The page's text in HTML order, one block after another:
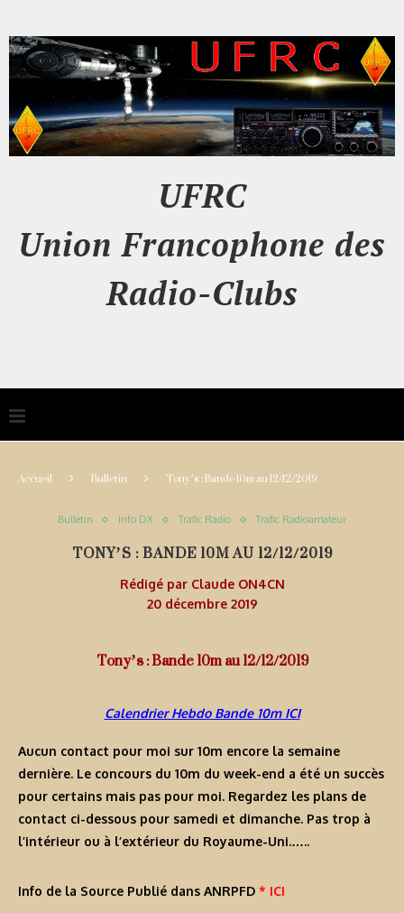
UFRC
Union Francophone des
Radio-Clubs
Accueil Bulletin Tony’s : Bande 10m au 12/12/2019
Bulletin Info DX Trafic Radio Trafic Radioamateur
TONY’S : BANDE 10M AU 12/12/2019
Rédigé par Claude ON4CN
20 décembre 2019
Tony’s : Bande 10m au 12/12/2019
Calendrier Hebdo Bande 10m ICI
Aucun contact pour moi sur 10m encore la semaine
dernière. Le concours du 10m du week-end a été un succès
pour certains mais pas pour moi. Regardez les plans de
contact ci-dessous pour samedi et dimanche. Pas trop à
l’intérieur ou à l’extérieur du Royaume-Uni.…..
Info de la Source Publié dans ANRPFD * ICI